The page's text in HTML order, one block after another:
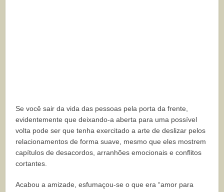
Se você sair da vida das pessoas pela porta da frente,
evidentemente que deixando-a aberta para uma possível
volta pode ser que tenha exercitado a arte de deslizar pelos
relacionamentos de forma suave, mesmo que eles mostrem
capítulos de desacordos, arranhões emocionais e conflitos
cortantes.
Acabou a amizade, esfumaçou-se o que era “amor para